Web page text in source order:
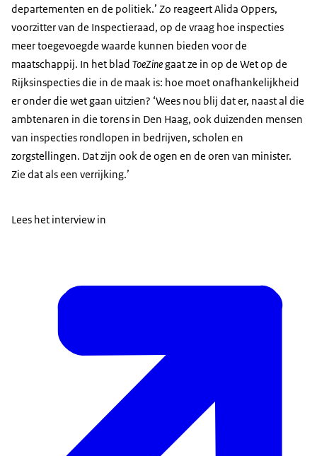
departementen en de politiek.’ Zo reageert Alida Oppers,
voorzitter van de Inspectieraad, op de vraag hoe inspecties
meer toegevoegde waarde kunnen bieden voor de
maatschappij. In het blad ToeZinegaat ze in op de Wet op de
Rijksinspecties die in de maak is: hoe moet onafhankelijkheid
er onder die wet gaan uitzien? ‘Wees nou blij dat er, naast al die
ambtenaren in die torens in Den Haag, ook duizenden mensen
van inspecties rondlopen in bedrijven, scholen en
zorgstellingen. Dat zijn ook de ogen en de oren van minister.
Zie dat als een verrijking.’
Lees het interview in